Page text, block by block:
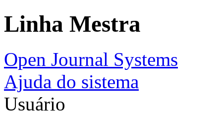
Linha Mestra
Open Journal Systems
Ajuda do sistema
Usuário